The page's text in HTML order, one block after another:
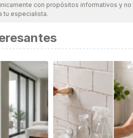
con propósitos informativos y
tu especialista.